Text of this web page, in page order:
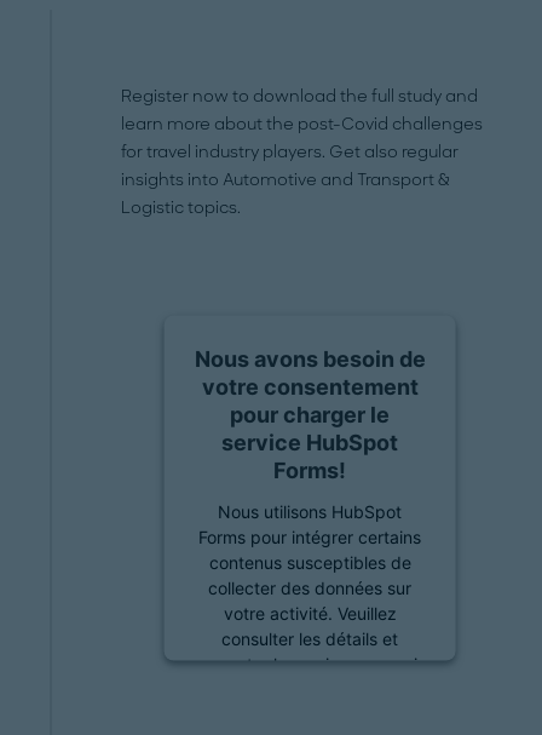
Register now to download the full study and
learn more about the post-Covid challenges
for travel industry players. Get also regular
insights into Automotive and Transport &
Logistic topics.
Nous avons besoin de
votre consentement
pour charger le
service HubSpot
Forms!
Nous utilisons HubSpot
Forms pour intégrer certains
contenus susceptibles de
collecter des données sur
votre activité. Veuillez
consulter les détails et
accepter le service pour voir